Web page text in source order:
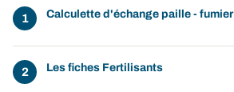
Calculette d'échange paille - fumier
Les fiches Fertilisants